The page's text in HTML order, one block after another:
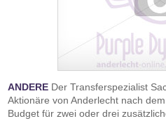
ANDERE Der Transferspezialist
Aktionäre von Anderlecht nach
Budget für zwei oder drei